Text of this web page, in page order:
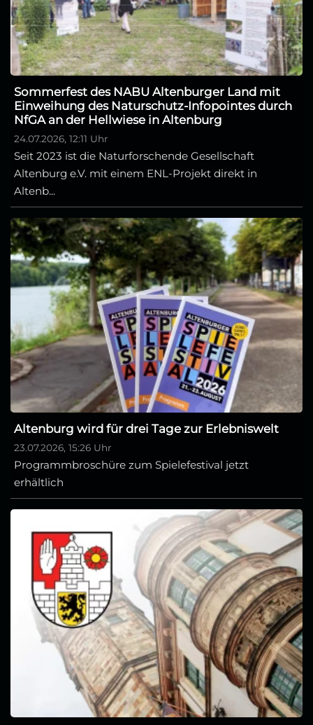
Sommerfest des NABU Altenburger Land mit
Einweihung des Naturschutz-Infopointes durch
NfGA an der Hellwiese in Altenburg
24.07.2026, 12:11 Uhr
Seit 2023 ist die Naturforschende Gesellschaft
Altenburg e.V. mit einem ENL-Projekt direkt in
Altenb...
Altenburg wird für drei Tage zur Erlebniswelt
23.07.2026, 15:26 Uhr
Programmbroschüre zum Spielefestival jetzt
erhältlich